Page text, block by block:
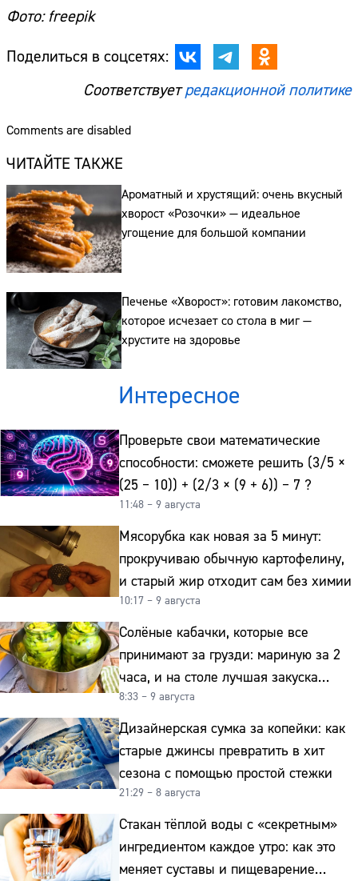
Фото: freepik
Поделиться в соцсетях:
Соответствуетредакционной политике
Comments are disabled
ЧИТАЙТЕ ТАКЖЕ
Ароматный и хрустящий: очень вкусный
хворост «Розочки» — идеальное
угощение для большой компании
Печенье «Хворост»: готовим лакомство,
которое исчезает со стола в миг —
хрустите на здоровье
Интересное
Проверьте свои математические
способности: сможете решить (3/5 ×
(25 − 10)) + (2/3 × (9 + 6)) − 7 ?
11:48 – 9 августа
Мясорубка как новая за 5 минут:
прокручиваю обычную картофелину,
и старый жир отходит сам без химии
10:17 – 9 августа
Солёные кабачки, которые все
принимают за грузди: мариную за 2
часа, и на столе лучшая закуска
к картошке
8:33 – 9 августа
Дизайнерская сумка за копейки: как
старые джинсы превратить в хит
сезона с помощью простой стежки
21:29 – 8 августа
Стакан тёплой воды с «секретным»
ингредиентом каждое утро: как это
меняет суставы и пищеварение
Сайт:
Адрес: